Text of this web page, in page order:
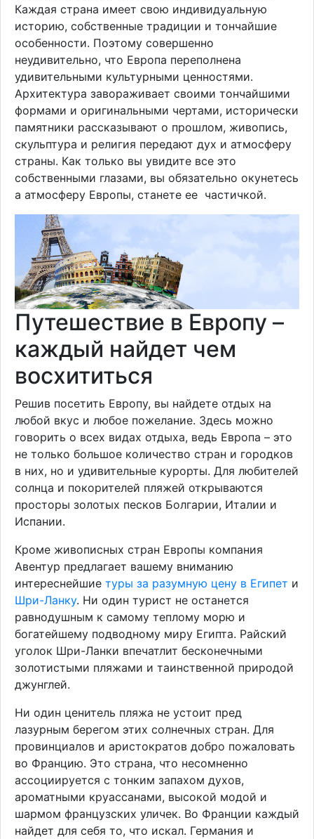
Каждая страна имеет свою индивидуальную
историю, собственные традиции и тончайшие
особенности. Поэтому совершенно
неудивительно, что Европа переполнена
удивительными культурными ценностями.
Архитектура завораживает своими тончайшими
формами и оригинальными чертами, исторически
памятники рассказывают о прошлом, живопись,
скульптура и религия передают дух и атмосферу
страны. Как только вы увидите все это
собственными глазами, вы обязательно окунетесь
а атмосферу Европы, станете ее частичкой.
Путешествие в Европу –
каждый найдет чем
восхититься
Решив посетить Европу, вы найдете отдых на
любой вкус и любое пожелание. Здесь можно
говорить о всех видах отдыха, ведь Европа – это
не только большое количество стран и городков
в них, но и удивительные курорты. Для любителей
солнца и покорителей пляжей открываются
просторы золотых песков Болгарии, Италии и
Испании.
Кроме живописных стран Европы компания
Авентур предлагает вашему вниманию
интереснейшие туры за разумную цену в Египет и
Шри-Ланку. Ни один турист не останется
равнодушным к самому теплому морю и
богатейшему подводному миру Египта. Райский
уголок Шри-Ланки впечатлит бесконечными
золотистыми пляжами и таинственной природой
джунглей.
Ни один ценитель пляжа не устоит пред
лазурным берегом этих солнечных стран. Для
провинциалов и аристократов добро пожаловать
во Францию. Это страна, что несомненно
ассоциируется с тонким запахом духов,
ароматными круассанами, высокой модой и
шармом французских уличек. Во Франции каждый
найдет для себя то, что искал. Германия и